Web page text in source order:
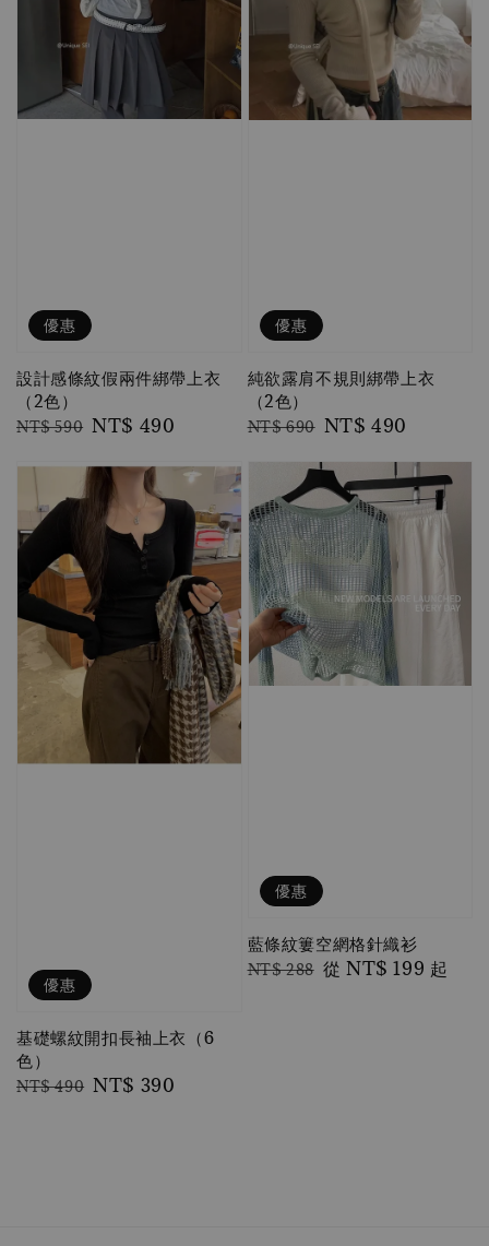
優惠
設計感條紋假兩件綁帶上衣
（2色）
Regular
NT$ 590 Sale
NT$ 490
優惠
純欲露肩不規則綁帶上衣
（2色）
Regular
NT$ 690 Sale
NT$ 490
優惠
基礎螺紋開扣長袖上衣（6
色）
Regular
NT$ 490 Sale
NT$ 390
優惠
藍條紋簍空網格針織衫
Regular
NT$ 288 Sale
從 NT$ 199 起